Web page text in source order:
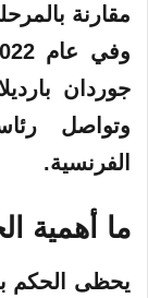
مقارنة
جوردان
وتواصل
الفرنسية.
ما أهمية
يحظى الحكم